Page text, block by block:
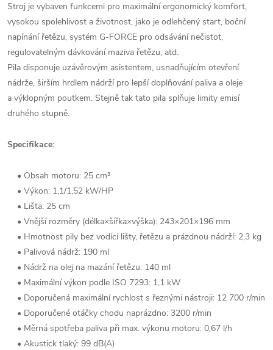
Stroj je vybaven funkcemi pro maximální ergonomický komfort,
vysokou spolehlivost a životnost, jako je odlehčený start, boční
napínání řetězu, systém G-FORCE pro odsávání nečistot,
regulovatelným dávkování maziva řetězu, atd.
Pila disponuje uzávěrovým asistentem, usnadňujícím otevření
nádrže, širším hrdlem nádrží pro lepší doplňování paliva a oleje
a výklopným poutkem. Stejně tak tato pila splňuje limity emisí
druhého stupně.
Specifikace:
• Obsah motoru: 25 cm³
• Výkon: 1,1/1,52 kW/HP
• Lišta: 25 cm
• Vnější rozměry (délka×šířka×výška): 243×201×196 mm
• Hmotnost pily bez vodící lišty, řetězu a prázdnou nádrží: 2,3 kg
• Palivová nádrž: 190 ml
• Nádrž na olej na mazání řetězu: 140 ml
• Maximální výkon podle ISO 7293: 1,1 kW
• Doporučená maximální rychlost s řeznými nástroji: 12 700 r/min
• Doporučené otáčky chodu naprázdno: 3200 r/min
• Měrná spotřeba paliva při max. výkonu motoru: 0,67 l/h
• Akustick tlaký: 99 dB(A)